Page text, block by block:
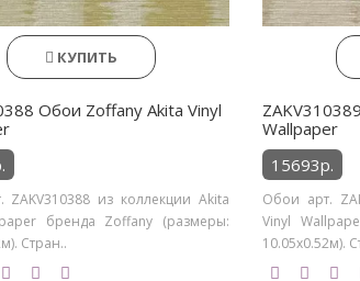
КУПИТЬ
Обои Zoffany Akita Vinyl
ZAKV310388 из коллекции Akita
бренда Zoffany (размеры:
Стран..
Wallpaper
15693р.
Обои арт.
Vinyl
10.05х0.52м).